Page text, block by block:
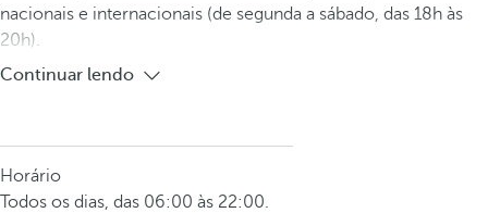
nacionais e internacionais (de segunda a sábado, das 18h às
20h).
Continuar lendo
Horário
Todos os dias, das 06:00 às 22:00.